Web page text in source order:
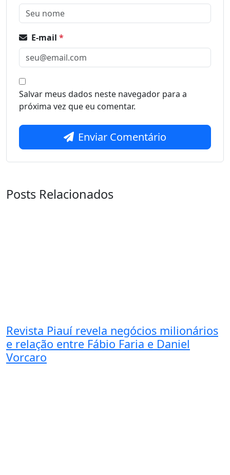
E-mail *
Salvar meus dados neste navegador para a
próxima vez que eu comentar.
Enviar Comentário
Posts Relacionados
Revista Piauí revela negócios milionários
e relação entre Fábio Faria e Daniel
Vorcaro